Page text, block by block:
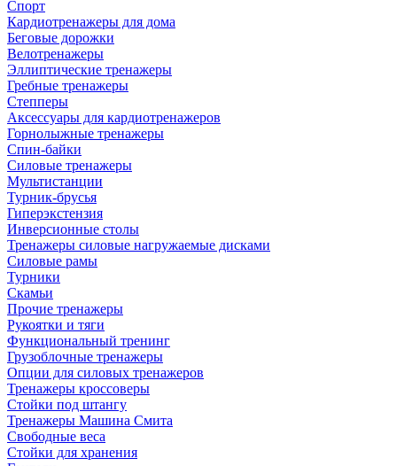
Спорт
Кардиотренажеры для дома
Беговые дорожки
Велотренажеры
Эллиптические тренажеры
Гребные тренажеры
Степперы
Аксессуары для кардиотренажеров
Горнолыжные тренажеры
Спин-байки
Силовые тренажеры
Мультистанции
Турник-брусья
Гиперэкстензия
Инверсионные столы
Тренажеры силовые нагружаемые дисками
Силовые рамы
Турники
Скамьи
Прочие тренажеры
Рукоятки и тяги
Функциональный тренинг
Грузоблочные тренажеры
Опции для силовых тренажеров
Тренажеры кроссоверы
Стойки под штангу
Тренажеры Машина Смита
Свободные веса
Стойки для хранения